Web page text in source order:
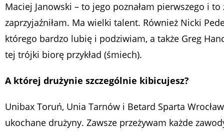
Maciej Janowski – to jego poznałam pierwszego i
zaprzyjaźniłam. Ma wielki talent. Również Nicki
którego bardzo lubię i podziwiam, a także Greg
tej trójki biorę przykład (śmiech).
A której drużynie szczególnie kibicujesz?
Unibax Toruń, Unia Tarnów i Betard Sparta
ukochane drużyny. Zawsze przeżywam każde